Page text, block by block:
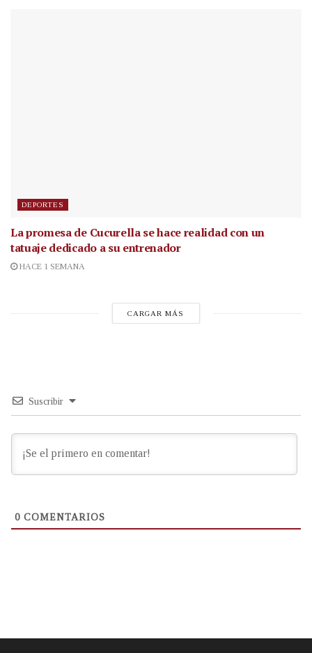
DEPORTES
La promesa de Cucurella se hace realidad con un
tatuaje dedicado a su entrenador
HACE 1 SEMANA
CARGAR MÁS
Suscribir
0 COMENTARIOS